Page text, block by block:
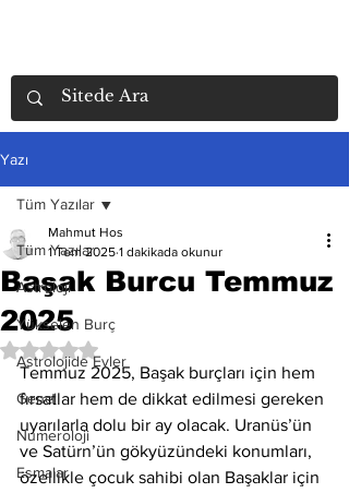
Yazı
Tüm Yazılar
Astroloji
Yükselen Burç
Astrolojide Evler
Genel
Numeroloji
Esmalar
Tüm Yazılar
Başak Burcu Temmuz
2025
Mahmut Hos
1 Tem 2025 1 dakikada okunur
5 üzerinden NaN yıldız
Temmuz 2025, Başak burçları için hem
fırsatlar hem de dikkat edilmesi gereken
uyarılarla dolu bir ay olacak. Uranüs’ün
ve Satürn’ün gökyüzündeki konumları,
özellikle çocuk sahibi olan Başaklar için